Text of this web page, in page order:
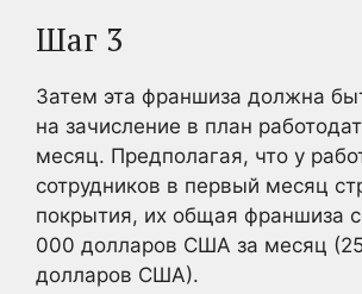
Шаг 3
Затем эта франшиза должна
на зачисление в план
месяц. Предполагая, что у
сотрудников в первый месяц
покрытия, их общая франшиза
000 долларов США за месяц
долларов США).